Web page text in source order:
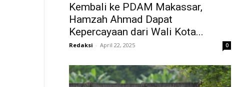
Kembali ke PDAM Makassar,
Hamzah Ahmad Dapat
Kepercayaan dari Wali Kota...
Redaksi - April 22, 2025 0